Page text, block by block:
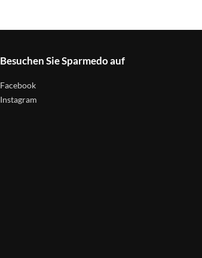
Besuchen Sie Sparmedo auf
Facebook
Instagram